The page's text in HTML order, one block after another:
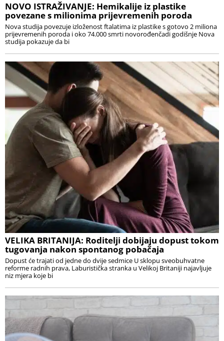
NOVO ISTRAŽIVANJE: Hemikalije iz plastike
povezane s milionima prijevremenih poroda
Nova studija povezuje izloženost ftalatima iz plastike s gotovo 2 miliona
prijevremenih poroda i oko 74.000 smrti novorođenčadi godišnje Nova
studija pokazuje da bi
VELIKA BRITANIJA: Roditelji dobijaju dopust tokom
tugovanja nakon spontanog pobačaja
Dopust će trajati od jedne do dvije sedmice U sklopu sveobuhvatne
reforme radnih prava, Laburistička stranka u Velikoj Britaniji najavljuje
niz mjera koje bi